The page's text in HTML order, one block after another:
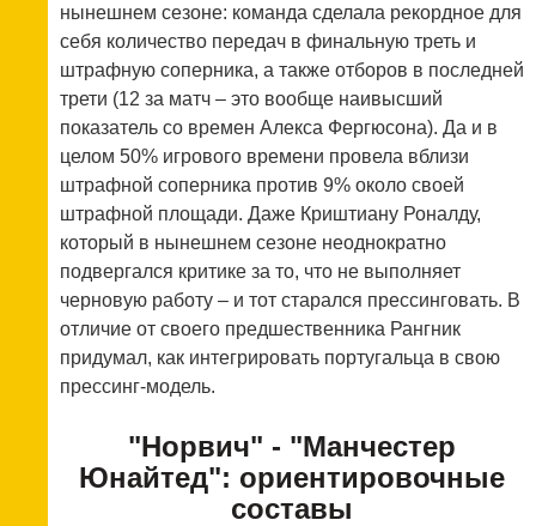
нынешнем сезоне: команда сделала рекордное для
себя количество передач в финальную треть и
штрафную соперника, а также отборов в последней
трети (12 за матч – это вообще наивысший
показатель со времен Алекса Фергюсона). Да и в
целом 50% игрового времени провела вблизи
штрафной соперника против 9% около своей
штрафной площади. Даже Криштиану Роналду,
который в нынешнем сезоне неоднократно
подвергался критике за то, что не выполняет
черновую работу – и тот старался прессинговать. В
отличие от своего предшественника Рангник
придумал, как интегрировать португальца в свою
прессинг-модель.
"Норвич" - "Манчестер
Юнайтед": ориентировочные
составы